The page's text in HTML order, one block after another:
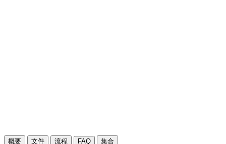
概要 文件 流程 FAQ 集合